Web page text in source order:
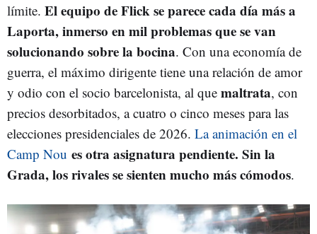
límite. El equipo de Flick se parece cada día más a
Laporta, inmerso en mil problemas que se van
solucionando sobre la bocina. Con una economía de
guerra, el máximo dirigente tiene una relación de amor
y odio con el socio barcelonista, al que maltrata, con
precios desorbitados, a cuatro o cinco meses para las
elecciones presidenciales de 2026. La animación en el
Camp Nou es otra asignatura pendiente. Sin la
Grada, los rivales se sienten mucho más cómodos.